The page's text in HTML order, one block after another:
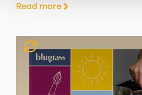
Read more